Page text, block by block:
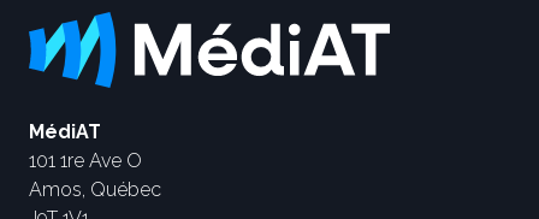
MédiAT
101 1re Ave O
Amos, Québec